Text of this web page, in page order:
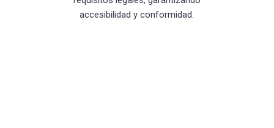
accesibilidad y conformidad.